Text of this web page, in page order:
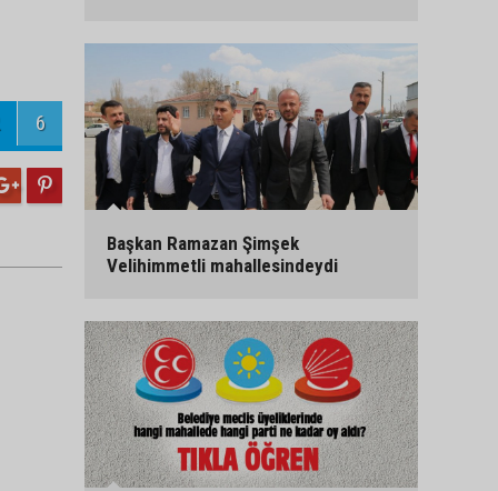
6
Başkan Ramazan Şimşek
Velihimmetli mahallesindeydi